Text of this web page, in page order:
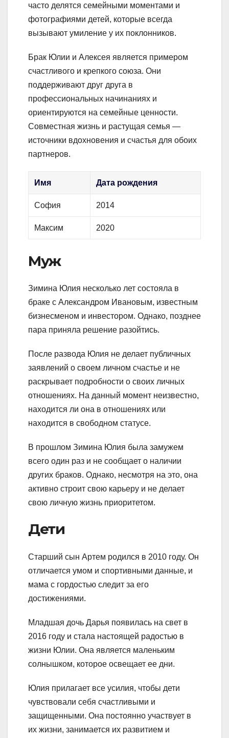
часто делятся семейными моментами и
фотографиями детей, которые всегда
вызывают умиление у их поклонников.
Брак Юлии и Алексея является примером
счастливого и крепкого союза. Они
поддерживают друг друга в
профессиональных начинаниях и
ориентируются на семейные ценности.
Совместная жизнь и растущая семья —
источники вдохновения и счастья для обоих
партнеров.
Имя Дата рождения
София 2014
Максим 2020
Муж
Зимина Юлия несколько лет состояла в
браке с Александром Ивановым, известным
бизнесменом и инвестором. Однако, позднее
пара приняла решение разойтись.
После развода Юлия не делает публичных
заявлений о своем личном счастье и не
раскрывает подробности о своих личных
отношениях. На данный момент неизвестно,
находится ли она в отношениях или
находится в свободном статусе.
В прошлом Зимина Юлия была замужем
всего один раз и не сообщает о наличии
других браков. Однако, несмотря на это, она
активно строит свою карьеру и не делает
свою личную жизнь приоритетом.
Дети
Старший сын Артем родился в 2010 году. Он
отличается умом и спортивными данные, и
мама с гордостью следит за его
достижениями.
Младшая дочь Дарья появилась на свет в
2016 году и стала настоящей радостью в
жизни Юлии. Она является маленьким
солнышком, которое освещает ее дни.
Юлия прилагает все усилия, чтобы дети
чувствовали себя счастливыми и
защищенными. Она постоянно участвует в
их жизни, занимается их развитием и